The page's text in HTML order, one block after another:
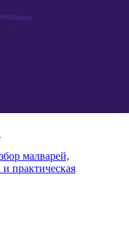
малварей,
практическая